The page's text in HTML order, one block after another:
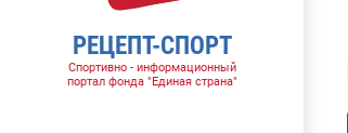
РЕЦЕПТ-СПОРТ
Спортивно - информационный
портал фонда "Единая страна"